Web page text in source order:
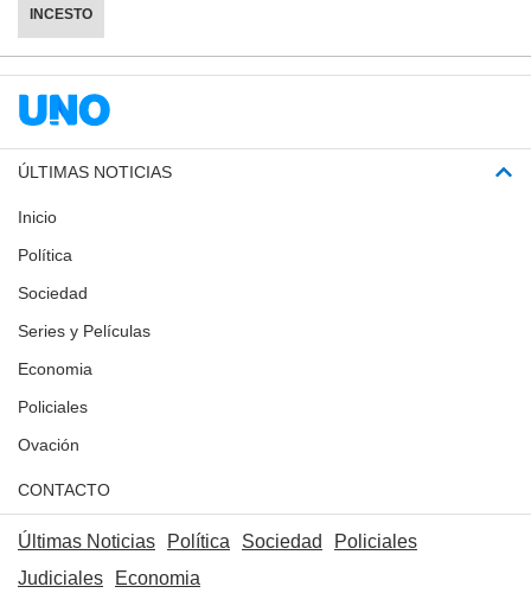
INCESTO
ÚLTIMAS NOTICIAS
Inicio
Política
Sociedad
Series y Películas
Economia
Policiales
Ovación
CONTACTO
Últimas Noticias Política Sociedad
Policiales
Judiciales
Economia